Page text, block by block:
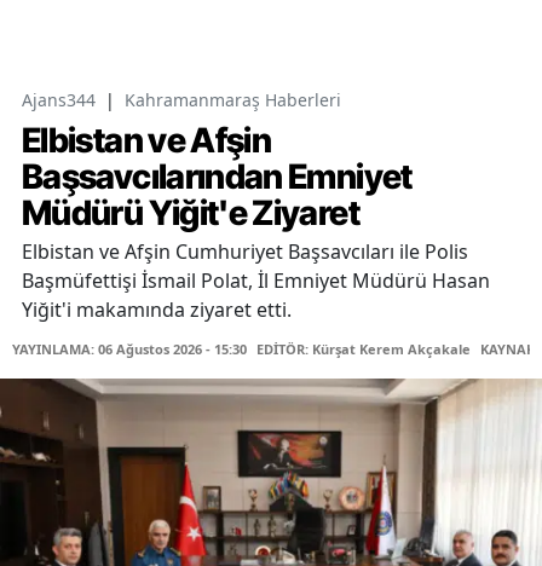
Ajans344 | Kahramanmaraş Haberleri
Elbistan ve Afşin
Başsavcılarından Emniyet
Müdürü Yiğit'e Ziyaret
Elbistan ve Afşin Cumhuriyet Başsavcıları ile Polis
Başmüfettişi İsmail Polat, İl Emniyet Müdürü Hasan
Yiğit'i makamında ziyaret etti.
YAYINLAMA: 06 Ağustos 2026 - 15:30 EDİTÖR: Kürşat Kerem Akçakale